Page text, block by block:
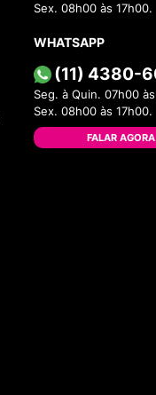
Sex. 08h00 às 17h00.
WHATSAPP
(11) 4380-
Seg. à Quin. 07h00
Sex. 08h00 às 17h00.
FALAR AGORA